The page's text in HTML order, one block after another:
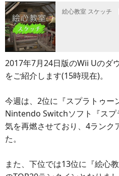
絵心教室 スケッチ
2017年7月24日版のWii Uのダ
をご紹介します(15時現在)。
今週は、2位に『スプラトゥー
Nintendo Switchソフト『スプ
気を再燃させており、4ランク
た。
また、下位では13位に『絵心